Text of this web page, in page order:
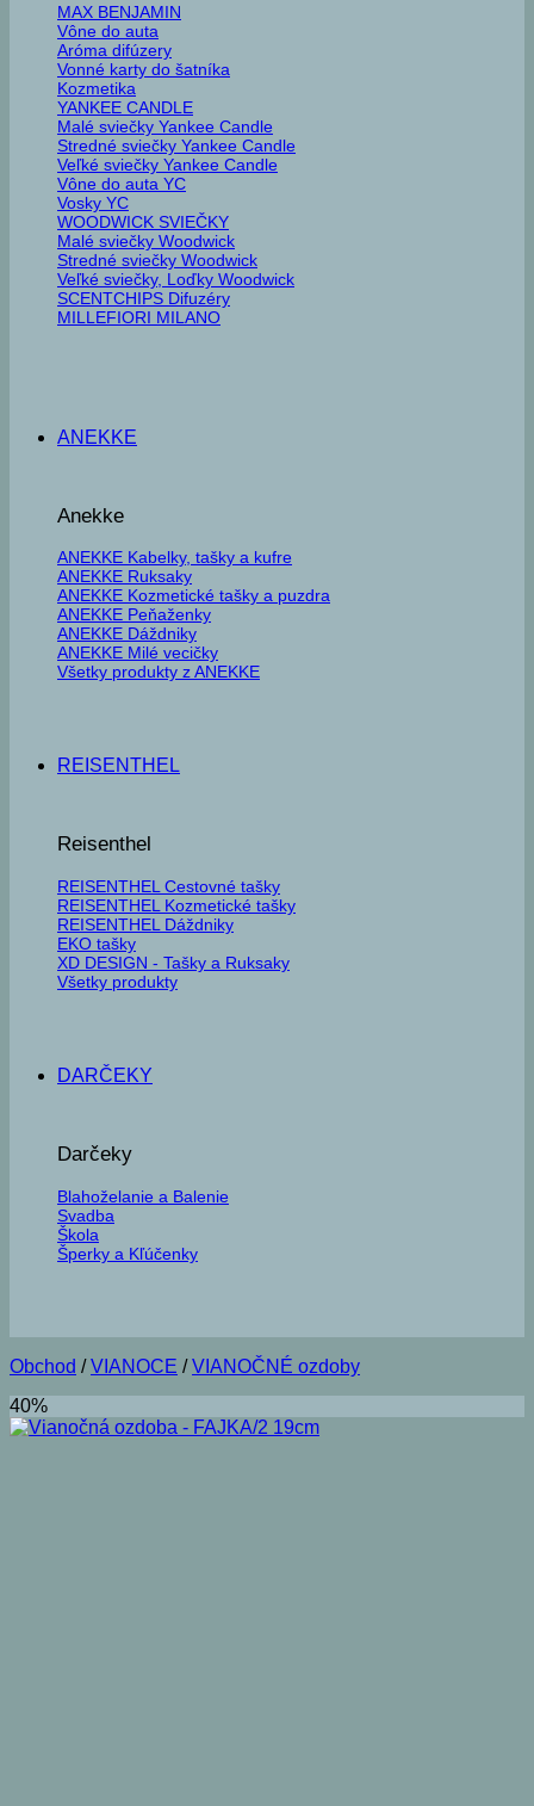
MAX BENJAMIN
Vône do auta
Aróma difúzery
Vonné karty do šatníka
Kozmetika
YANKEE CANDLE
Malé sviečky Yankee Candle
Stredné sviečky Yankee Candle
Veľké sviečky Yankee Candle
Vône do auta YC
Vosky YC
WOODWICK SVIEČKY
Malé sviečky Woodwick
Stredné sviečky Woodwick
Veľké sviečky, Loďky Woodwick
SCENTCHIPS Difuzéry
MILLEFIORI MILANO
ANEKKE
Anekke
ANEKKE Kabelky, tašky a kufre
ANEKKE Ruksaky
ANEKKE Kozmetické tašky a puzdra
ANEKKE Peňaženky
ANEKKE Dáždniky
ANEKKE Milé vecičky
Všetky produkty z ANEKKE
REISENTHEL
Reisenthel
REISENTHEL Cestovné tašky
REISENTHEL Kozmetické tašky
REISENTHEL Dáždniky
EKO tašky
XD DESIGN - Tašky a Ruksaky
Všetky produkty
DARČEKY
Darčeky
Blahoželanie a Balenie
Svadba
Škola
Šperky a Kľúčenky
Obchod / VIANOCE / VIANOČNÉ ozdoby
40%